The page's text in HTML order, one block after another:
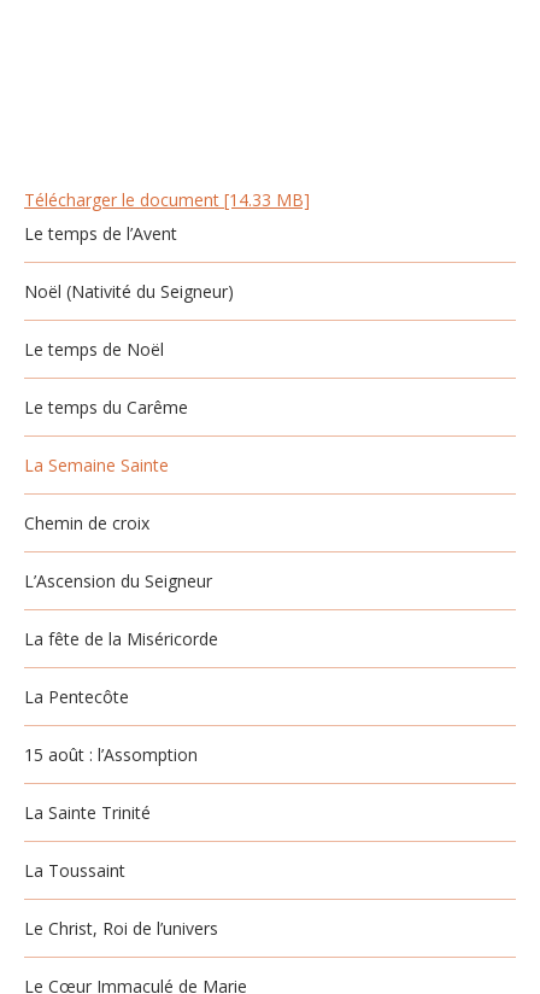
Télécharger le document [14.33 MB]
Le temps de l’Avent
Noël (Nativité du Seigneur)
Le temps de Noël
Le temps du Carême
La Semaine Sainte
Chemin de croix
L’Ascension du Seigneur
La fête de la Miséricorde
La Pentecôte
15 août : l’Assomption
La Sainte Trinité
La Toussaint
Le Christ, Roi de l’univers
Le Cœur Immaculé de Marie